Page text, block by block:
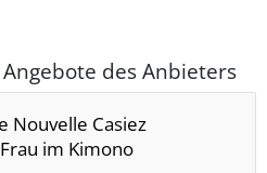
des Anbieters